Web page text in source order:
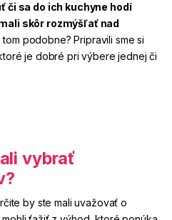
či sa do ich kuchyne hodí
skôr rozmýšľať nad
tom podobne? Pripravili sme si
je dobré pri výbere jednej či
vybrať
by ste mali uvažovať o